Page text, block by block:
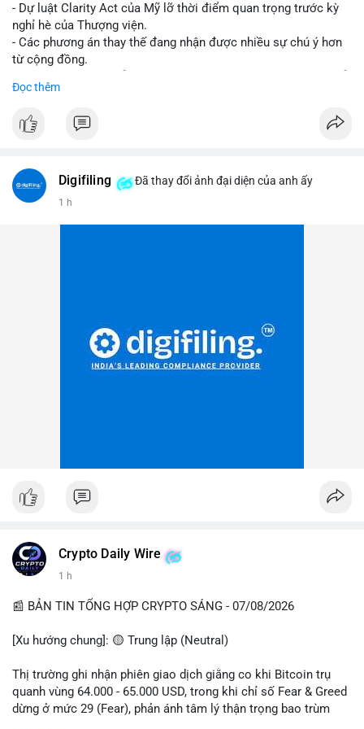
- Dự luật Clarity Act của Mỹ lỡ thời điểm quan trọng trước kỳ
nghỉ hè của Thượng viện.
- Các phương án thay thế đang nhận được nhiều sự chú ý hơn
từ cộng đồng.
về pháp lý.
#binancesquare
#vlikevn #titanbot
Đọc thêm
Digifiling Đã thay đổi ảnh đại diện của anh ấy
1 h
Crypto Daily Wire
1 h
📰 BẢN TIN TỔNG HỢP CRYPTO SÁNG - 07/08/2026
[Xu hướng chung]: 🟡 Trung lập (Neutral)
Thị trường ghi nhận phiên giao dịch giằng co khi Bitcoin trụ
quanh vùng 64.000 - 65.000 USD, trong khi chỉ số Fear & Greed
dừng ở mức 29 (Fear), phản ánh tâm lý thận trọng bao trùm